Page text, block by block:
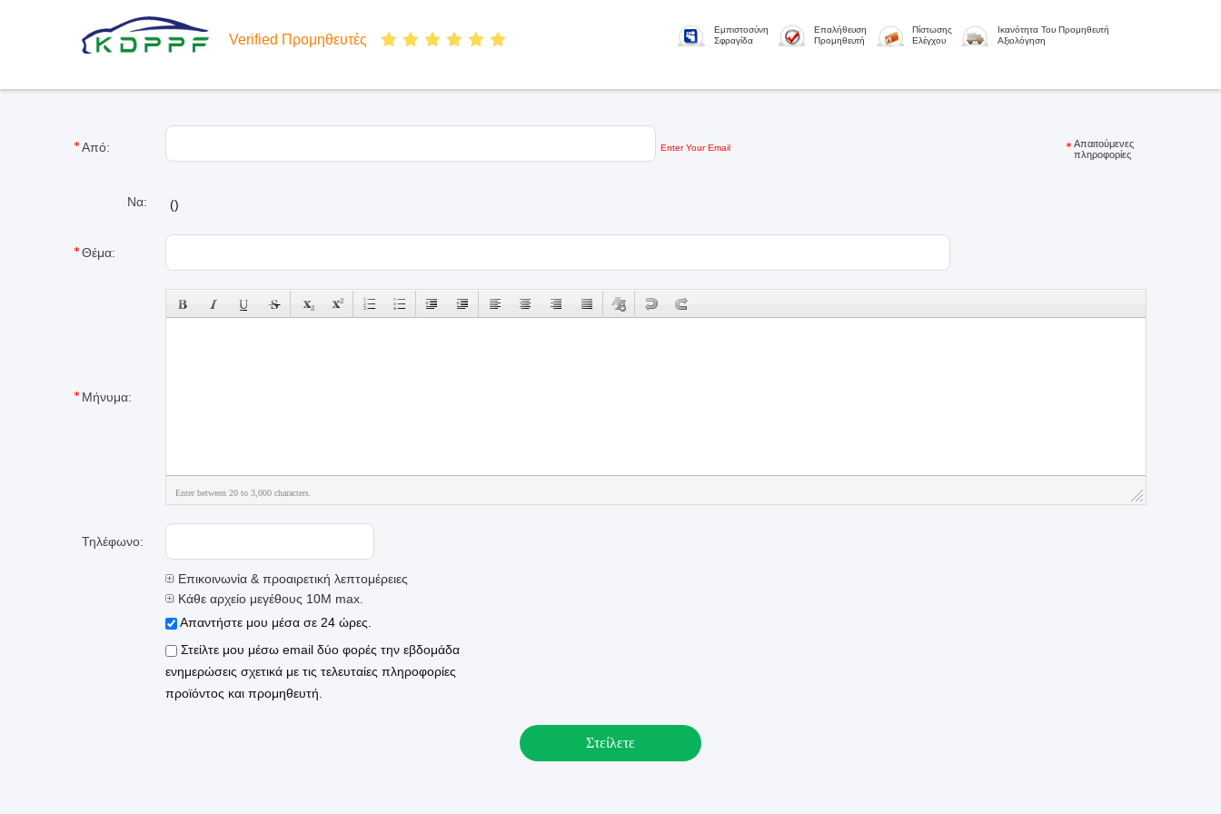
Verified Προμηθευτές
Εμπιστοσύνη
Σφραγίδα
Επαλήθευση
Προμηθευτή
Πίστωσης
Ελέγχου
Ικανότητα Του Προμηθευτή
Αξιολόγηση
Από: Enter Your Email
Απαιτούμενες
πληροφορίες
Να: ()
Θέμα:
Μήνυμα:
Enter between 20 to 3,000 characters.
Τηλέφωνο:
Επικοινωνία & προαιρετική λεπτομέρειες
Κάθε αρχείο μεγέθους 10M max.
Απαντήστε μου μέσα σε 24 ώρες.
Στείλτε μου μέσω email δύο φορές την εβδομάδα
ενημερώσεις σχετικά με τις τελευταίες πληροφορίες
προϊόντος και προμηθευτή.